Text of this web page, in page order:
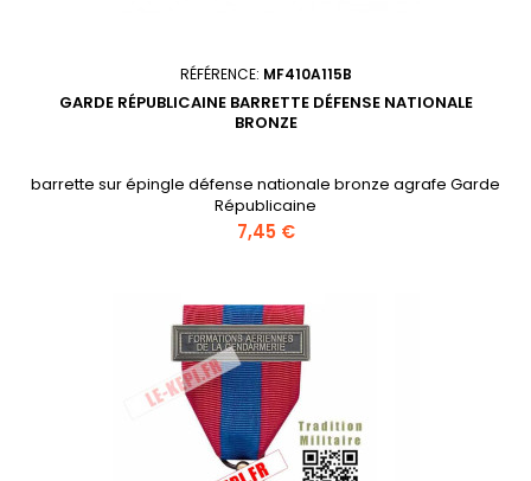
RÉFÉRENCE: MF410A115B
GARDE RÉPUBLICAINE BARRETTE DÉFENSE NATIONALE
BRONZE
barrette sur épingle défense nationale bronze agrafe Garde
Républicaine
Prix
7,45 €